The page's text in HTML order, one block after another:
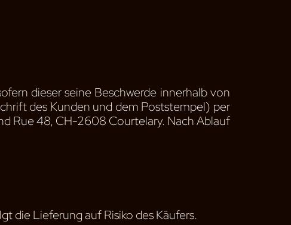
dieser seine Beschwerde innerhalb von
des Kunden und dem Poststempel) per
Rue 48, CH-2608 Courtelary. Nach Ablauf
die Lieferung auf Risiko des Käufers.